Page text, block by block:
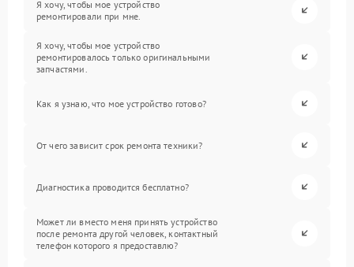
Я хочу, чтобы мое устройство
ремонтировали при мне.
Я хочу, чтобы мое устройство
ремонтировалось только оригинальными
запчастями.
Как я узнаю, что мое устройство готово?
От чего зависит срок ремонта техники?
Диагностика проводится бесплатно?
Может ли вместо меня принять устройство
после ремонта другой человек, контактный
телефон которого я предоставлю?